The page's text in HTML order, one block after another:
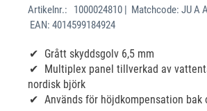
Artikelnr.:
1000024810 | Matchcode: JU A
EAN: 4014599184924
Grått skyddsgolv 6,5 mm
Multiplex panel tillverkad av
nordisk björk
Används för höjdkompensation bak